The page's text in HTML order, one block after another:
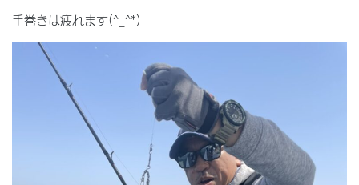
手巻きは疲れます(^_^*)